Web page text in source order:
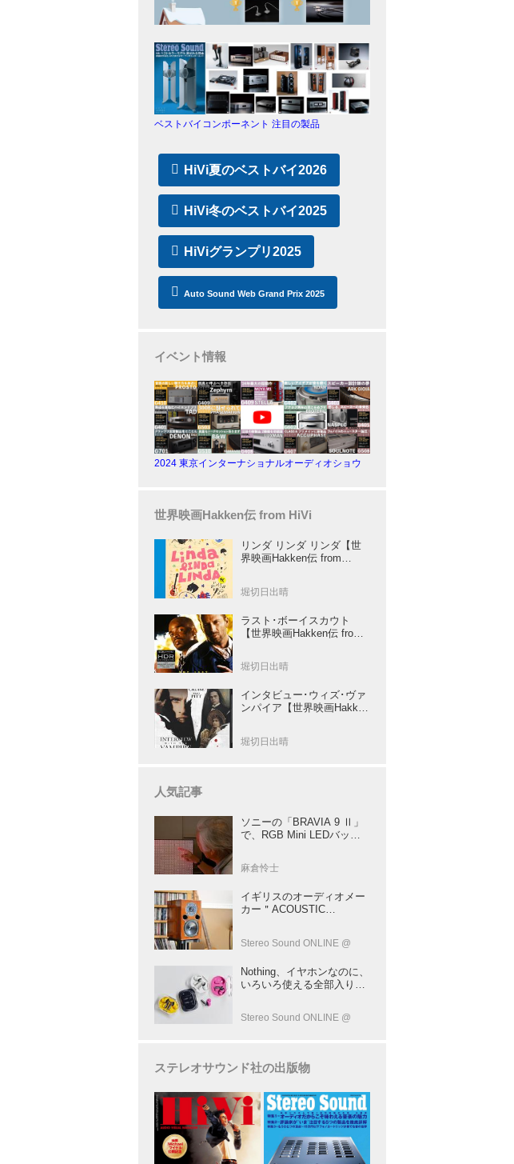
ベストバイコンポーネント 注目の製品
HiVi夏のベストバイ2026
HiVi冬のベストバイ2025
HiViグランプリ2025
Auto Sound Web Grand Prix 2025
イベント情報
2024 東京インターナショナルオーディオショウ
世界映画Hakken伝 from HiVi
リンダ リンダ リンダ【世
界映画Hakken伝 from
傑作青春学園ストーリー！
堀切日出晴
ラスト･ボーイスカウト
【世界映画Hakken伝 from
が放つ負け犬アクションの
堀切日出晴
インタビュー･ウィズ･ヴァ
ンパイア【世界映画Hakken
督吸血鬼ホラー
堀切日出晴
人気記事
ソニーの「BRAVIA 9 Ⅱ」
で、RGB Mini LEDバック
リー” だ（後）：麻倉怜士
137
麻倉怜士
イギリスのオーディオメー
カー＂ACOUSTIC
「AE1」の40周年記念モデ
Stereo Sound ONLINE @
Nothing、イヤホンなのに、
いろいろ使える全部入りモ
会話も録音できる
Stereo Sound ONLINE @
ステレオサウンド社の出版物